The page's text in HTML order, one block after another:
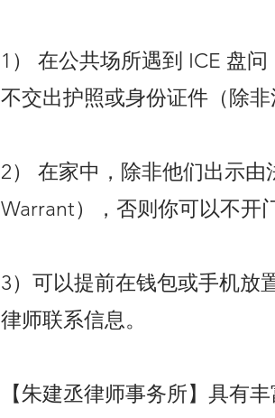
1） 在公共场所遇到 ICE 盘
不交出护照或身份证件（除非
2） 在家中，除非他们出示
Warrant），否则你可以不开
3）可以提前在钱包或手机放
律师联系信息。
【朱建丞律师事务所】具有